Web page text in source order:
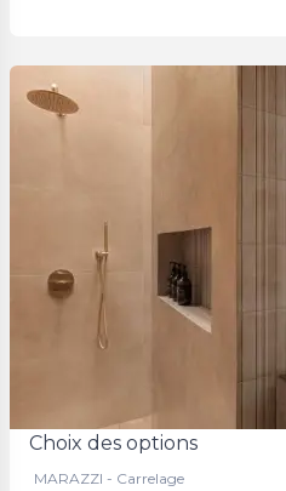
Choix des options
MARAZZI - Carrelage